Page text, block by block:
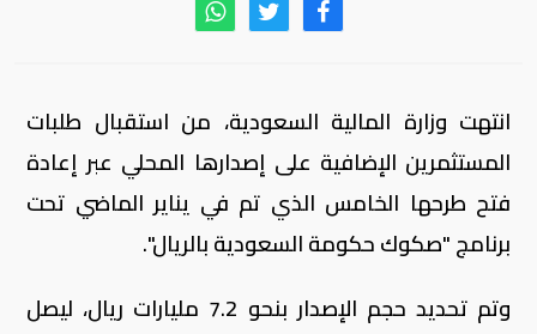
انتهت وزارة المالية السعودية، من استقبال طلبات
المستثمرين الإضافية على إصدارها المحلي عبر إعادة
فتح طرحها الخامس الذي تم في يناير الماضي تحت
برنامج "صكوك حكومة السعودية بالريال".
وتم تحديد حجم الإصدار بنحو 7.2 مليارات ريال، ليصل